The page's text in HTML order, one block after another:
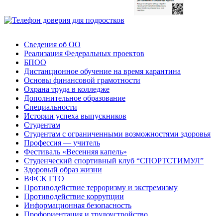
Сведения об ОО
Реализация Федеральных проектов
БПОО
Дистанционное обучение на время карантина
Основы финансовой грамотности
Охрана труда в колледже
Дополнительное образование
Специальности
Истории успеха выпускников
Студентам
Студентам с ограниченными возможностями здоровья
Профессия — учитель
Фестиваль «Весенняя капель»
Студенческий спортивный клуб “СПОРТСТИМУЛ”
Здоровый образ жизни
ВФСК ГТО
Противодействие терроризму и экстремизму
Противодействие коррупции
Информационная безопасность
Профориентация и трудоустройство